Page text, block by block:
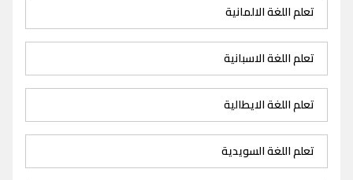
تعلم اللغة الالمانية
تعلم اللغة الاسبانية
تعلم اللغة الايطالية
تعلم اللغة السويدية